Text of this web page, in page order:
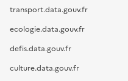
transport.data.gouv.fr
ecologie.data.gouv.fr
defis.data.gouv.fr
culture.data.gouv.fr